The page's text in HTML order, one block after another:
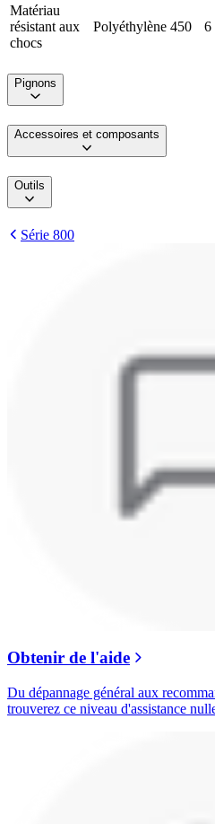
Matériau
résistant aux
chocs
Polyéthylène 450 6
Pignons
Accessoires et composants
Outils
Série 800
Obtenir de l'aide
Du dépannage général aux
trouverez ce niveau d'assistance